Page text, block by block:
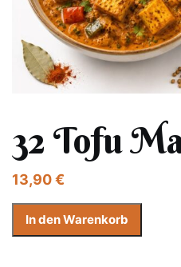
32 Tofu
13,90€
In den Warenkorb